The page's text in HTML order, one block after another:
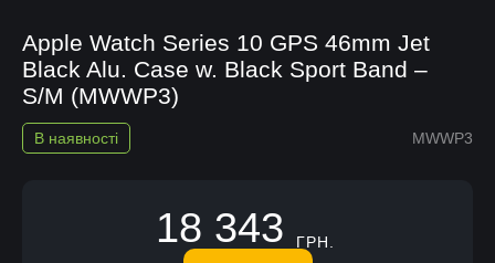
Apple Watch Series 10 GPS 46mm Jet
Black Alu. Case w. Black Sport Band –
S/M (MWWP3)
MWWP3
В наявності
18 343 ГРН.